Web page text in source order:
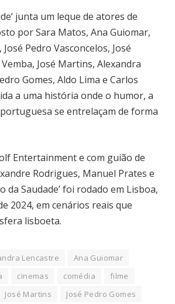
junta um leque de atores de
por Sara Matos, Ana Guiomar,
Pedro Vasconcelos, José
José Martins, Alexandra
Gomes, Aldo Lima e Carlos
a uma história onde o humor, a
se entrelaçam de forma
Entertainment e com guião de
Rodrigues, Manuel Prates e
da Saudade’ foi rodado em Lisboa,
2024, em cenários reais que
lisboeta.
Lencastre
Ana Guiomar
cinemas comédia
filme
José Martins
José Pedro Gomes